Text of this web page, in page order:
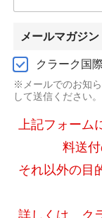
メールマガジン
クラーク国
※メールでのお知
して送信ください。
上記フォーム
料送
それ以外の目